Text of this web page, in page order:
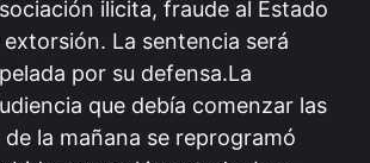
ilicita, fraude al Estado
extorsión. La sentencia será
por su defensa.La
que debía comenzar las
de la mañana se reprogramó